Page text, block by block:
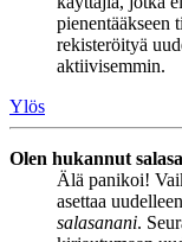
pienentääkseen
rekisteröityä
aktiivisemmin.
Ylös
Olen hukannut
Älä panikoi!
asettaa
salasanani.